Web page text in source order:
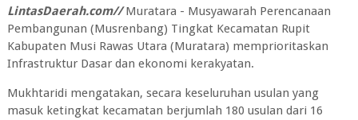
LintasDaerah.com//Muratara - Musyawarah Perencanaan
Pembangunan (Musrenbang) Tingkat Kecamatan Rupit
Kabupaten Musi Rawas Utara (Muratara) memprioritaskan
Infrastruktur Dasar dan ekonomi kerakyatan.
Mukhtaridi mengatakan, secara keseluruhan usulan yang
masuk ketingkat kecamatan berjumlah 180 usulan dari 16